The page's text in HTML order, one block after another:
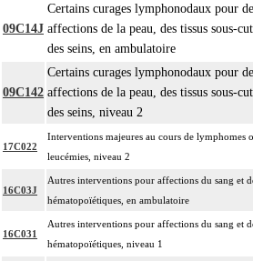
09C14J
Certains curages lymphonodaux pour
affections de la peau, des tissus sous-
des seins, en ambulatoire
09C142
Certains curages lymphonodaux pour
affections de la peau, des tissus sous-
des seins, niveau 2
17C022
Interventions majeures au cours de lymphomes
leucémies, niveau 2
16C03J
Autres interventions pour affections du sang et
hématopoïétiques, en ambulatoire
16C031
Autres interventions pour affections du sang et
hématopoïétiques, niveau 1